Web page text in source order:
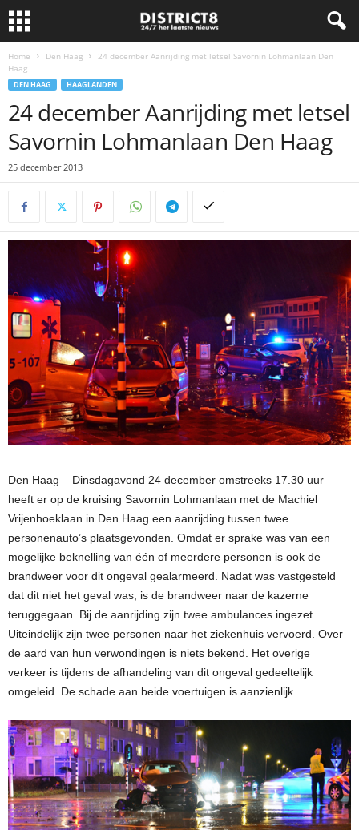
Home Den Haag
24 december Aanrijding met letsel Savornin Lohmanlaan Den
Haag
DEN HAAG HAAGLANDEN
24 december Aanrijding met letsel
Savornin Lohmanlaan Den Haag
25 december 2013
Den Haag – Dinsdagavond 24 december omstreeks 17.30 uur
heeft er op de kruising Savornin Lohmanlaan met de Machiel
Vrijenhoeklaan in Den Haag een aanrijding tussen twee
personenauto’s plaatsgevonden. Omdat er sprake was van een
mogelijke beknelling van één of meerdere personen is ook de
brandweer voor dit ongeval gealarmeerd. Nadat was vastgesteld
dat dit niet het geval was, is de brandweer naar de kazerne
teruggegaan. Bij de aanrijding zijn twee ambulances ingezet.
Uiteindelijk zijn twee personen naar het ziekenhuis vervoerd. Over
de aard van hun verwondingen is niets bekend. Het overige
verkeer is tijdens de afhandeling van dit ongeval gedeeltelijk
omgeleid. De schade aan beide voertuigen is aanzienlijk.